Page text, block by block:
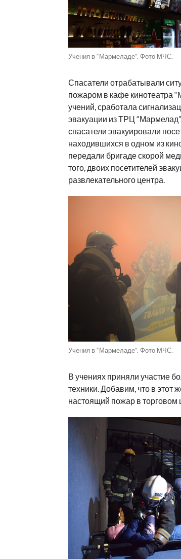
Учения в “Мармеладе”. Фото МЧС.
Спасатели отрабатывали
пожаром в кафе кинотеатра
учений, сработала
эвакуации из ТРЦ
спасатели эвакуировали
находившихся в одном из
передали бригаде скорой
того, двоих посетителей
развлекательного центра.
Учения в “Мармеладе”. Фото МЧС.
В учениях приняли участие
техники. Добавим, что в этот
настоящий пожар в торговом